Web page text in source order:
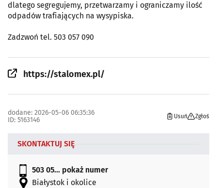
dlatego segregujemy, przetwarzamy i ograniczamy ilość
odpadów trafiających na wysypiska.
Zadzwoń tel. 503 057 090
https://stalomex.pl/
dodane: 2026-05-06 06:35:36
ID: 5163146
Usuń Zgłoś
SKONTAKTUJ SIĘ
503 05... pokaż numer
Białystok i okolice